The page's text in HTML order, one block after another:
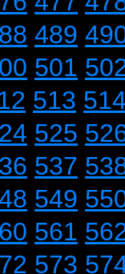
489
501
513
525
537
549
561
573